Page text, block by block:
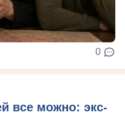
0
все можно: экс-